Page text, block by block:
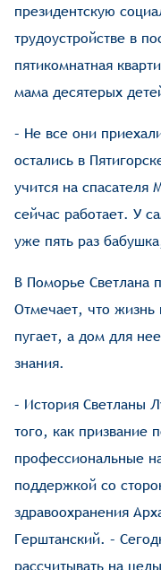
президентскую
трудоустройстве в
пятикомнатная
мама десятерых
– Не все они
остались в
учится на
сейчас работает. У
уже пять раз
В Поморье Светлана
Отмечает, что жизнь
пугает, а дом для
знания.
– История Светланы
того, как призвание
профессиональные
поддержкой со
здравоохранения
Герштанский. –
рассчитывать на